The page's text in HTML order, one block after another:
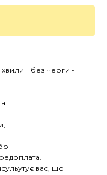
хвилин без черги -
вас, що